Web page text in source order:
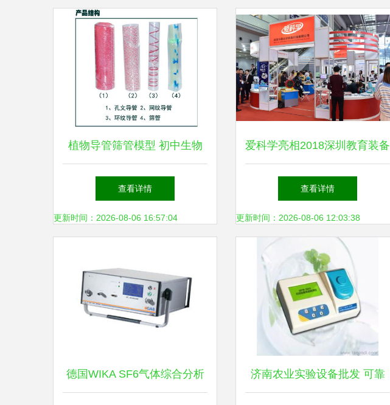
植物导管筛管模型 初中生物
教学的互动探索
查看详情
更新时间：2026-08-06 16:57:04
爱科学亮相2018深圳教育装备
博览会 数码液晶显微镜受热
捧
查看详情
更新时间：2026-08-06 12:03:38
德国WIKA SF6气体综合分析 济南农业实验设备批发 可靠